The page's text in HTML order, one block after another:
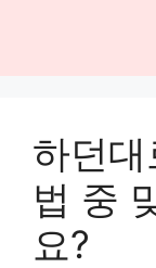
하던
법 중
요?